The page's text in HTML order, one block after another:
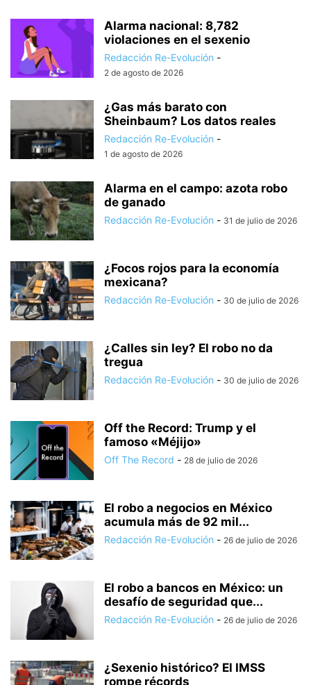
Alarma nacional: 8,782
violaciones en el sexenio
Redacción Re-Evolución -
2 de agosto de 2026
¿Gas más barato con
Sheinbaum? Los datos reales
Redacción Re-Evolución -
1 de agosto de 2026
Alarma en el campo: azota robo
de ganado
Redacción Re-Evolución - 31 de julio de 2026
¿Focos rojos para la economía
mexicana?
Redacción Re-Evolución - 30 de julio de 2026
¿Calles sin ley? El robo no da
tregua
Redacción Re-Evolución - 30 de julio de 2026
Off the Record: Trump y el
famoso «Méjijo»
Off The Record - 28 de julio de 2026
El robo a negocios en México
acumula más de 92 mil...
Redacción Re-Evolución - 26 de julio de 2026
El robo a bancos en México: un
desafío de seguridad que...
Redacción Re-Evolución - 26 de julio de 2026
¿Sexenio histórico? El IMSS
rompe récords